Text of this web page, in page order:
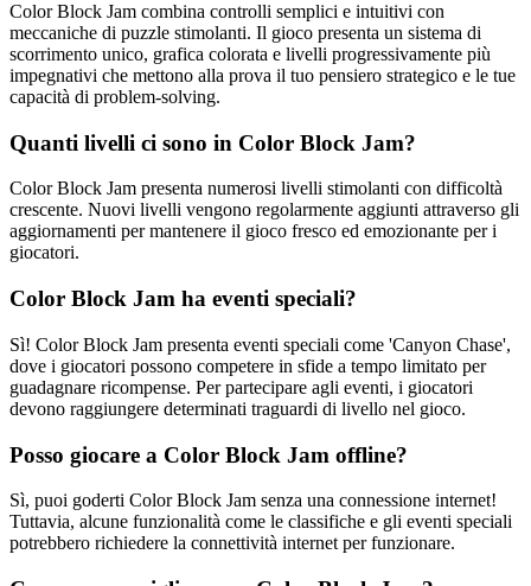
Color Block Jam combina controlli semplici e intuitivi con
meccaniche di puzzle stimolanti. Il gioco presenta un sistema di
scorrimento unico, grafica colorata e livelli progressivamente più
impegnativi che mettono alla prova il tuo pensiero strategico e le tue
capacità di problem-solving.
Quanti livelli ci sono in Color Block Jam?
Color Block Jam presenta numerosi livelli stimolanti con difficoltà
crescente. Nuovi livelli vengono regolarmente aggiunti attraverso gli
aggiornamenti per mantenere il gioco fresco ed emozionante per i
giocatori.
Color Block Jam ha eventi speciali?
Sì! Color Block Jam presenta eventi speciali come 'Canyon Chase',
dove i giocatori possono competere in sfide a tempo limitato per
guadagnare ricompense. Per partecipare agli eventi, i giocatori
devono raggiungere determinati traguardi di livello nel gioco.
Posso giocare a Color Block Jam offline?
Sì, puoi goderti Color Block Jam senza una connessione internet!
Tuttavia, alcune funzionalità come le classifiche e gli eventi speciali
potrebbero richiedere la connettività internet per funzionare.